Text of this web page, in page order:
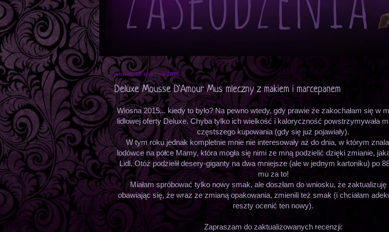
wtorek, 10 stycznia 2017
Deluxe Mousse D'Amour Mus mleczny z makiem i marcepanem
Wiosna 2015... kiedy to było? Na pewno wtedy, gdy prawie że zakochałam się w
lidlowej oferty Deluxe. Chyba tylko ich wielkość i kaloryczność powstrzymywała
częstszego kupowania (gdy się już pojawiały).
W tym roku jednak kompletnie mnie nie interesowały aż do dnia, w którym
lodówce na półce Mamy, która mogła się nimi ze mną podzielić dzięki zmianie,
Lidl. Otóż podzielił desery-giganty na dwa mniejsze (ale w jednym kartoniku) po
mu za to!
Miałam spróbować tylko nowy smak, ale doszłam do wniosku, że zaktualizuję
obawiając się, że wraz ze zmianą opakowania, zmienili też smak (i chciałam
reszty ocenić ten nowy).
Zapraszam do zaktualizowanych recenzji: